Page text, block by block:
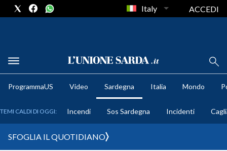
METEO
Italy ACCEDI
ProgrammaUS Video Sardegna Italia Mondo
TEMI CALDI DI OGGI: Incendi Sos Sardegna Incidenti
SFOGLIA IL QUOTIDIANO